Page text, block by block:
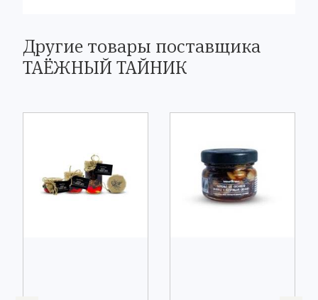
Другие товары поставщика
ТАЁЖНЫЙ ТАЙНИК